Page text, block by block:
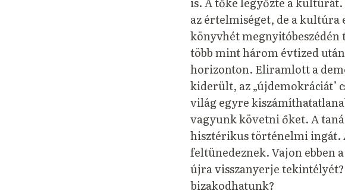
az értelmiséget, de a kultúra
könyvhét
több mint három évtized
horizonton. Eliramlott a
kiderült, az „újdemokráciát’
világ egyre
vagyunk követni őket. A
hisztérikus történelmi ingát.
feltünedeznek. Vajon ebben
újra visszanyerje
bizakodhatunk?